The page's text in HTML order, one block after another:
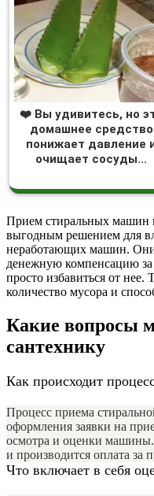
❤️ Вы удивитесь, но
домашнее средство
понижает давление
очищает сосуды...
Прием стиральных машин
выгодным решением для
неработающих машин.
денежную компенсацию
просто избавиться от нее.
количество мусора и
Какие вопросы
сантехнику
Как происходит
Процесс приема
оформления заявки на
осмотра и оценки машины.
и производится оплата за
Что включает в себя